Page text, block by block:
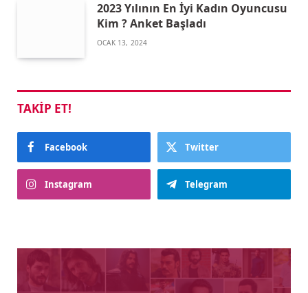
2023 Yılının En İyi Kadın Oyuncusu
Kim ? Anket Başladı
OCAK 13, 2024
TAKIP ET!
Facebook Twitter
Instagram Telegram